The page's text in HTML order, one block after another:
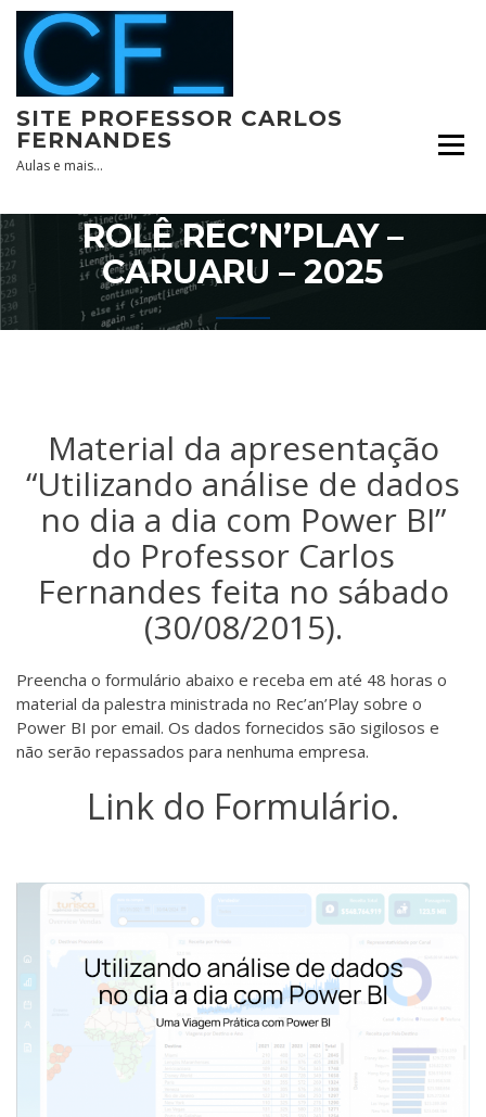
Skip
content
SITE PROFESSOR CARLOS
FERNANDES
Aulas e mais…
ROLÊ REC’N’PLAY –
CARUARU – 2025
Material da apresentação
“Utilizando análise de dados
no dia a dia com Power BI”
do Professor Carlos
Fernandes feita no sábado
(30/08/2015).
Preencha o formulário abaixo e receba em até 48 horas o
material da palestra ministrada no Rec’an’Play sobre o
Power BI por email. Os dados fornecidos são sigilosos e
não serão repassados para nenhuma empresa.
Link do Formulário.